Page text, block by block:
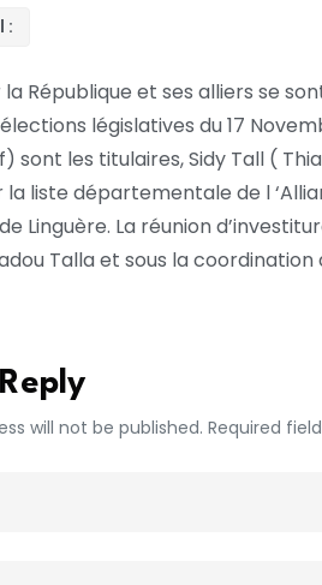
:
la République et ses alliers se
législatives du 17
sont les titulaires, Sidy Tall (
liste départementale de l
Linguère. La réunion
Talla et sous la
will not be published. Required